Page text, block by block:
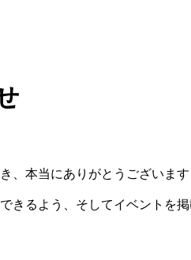
、本当にありがとうございます
きるよう、そしてイベントを